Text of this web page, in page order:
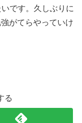
です。久しぶりに
がてらやっていけ
る